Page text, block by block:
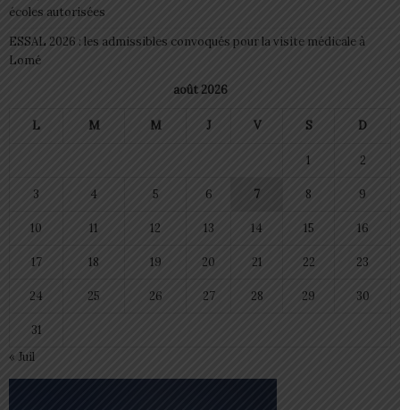
écoles autorisées
ESSAL 2026 : les admissibles convoqués pour la visite médicale à
Lomé
août 2026
L M M J V S D
1 2
3 4 5 6 7 8 9
10 11 12 13 14 15 16
17 18 19 20 21 22 23
24 25 26 27 28 29 30
31
« Juil